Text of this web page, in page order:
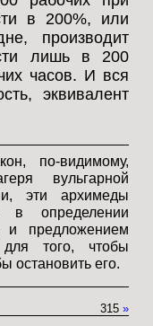
в 200%, или
производит
лишь в 200
часов. И вся
эквивалент
по-видимому,
вульгарной
эти архимеды
в определении
предложением
того, чтобы
остановить его.
»
315